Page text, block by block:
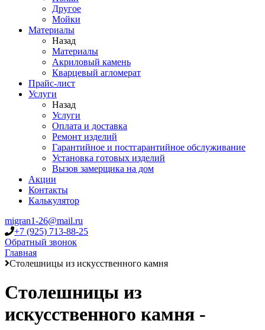
Другое
Мойки
Материалы
Назад
Материалы
Акриловый камень
Кварцевый агломерат
Прайс-лист
Услуги
Назад
Услуги
Оплата и доставка
Ремонт изделий
Гарантийное и постгарантийное обслуживание
Установка готовых изделий
Вызов замерщика на дом
Акции
Контакты
Калькулятор
migran1-26@mail.ru
+7 (925) 713-88-25
Обратный звонок
Главная
Столешницы из искусственного камня
Столешницы из
искусственного камня -